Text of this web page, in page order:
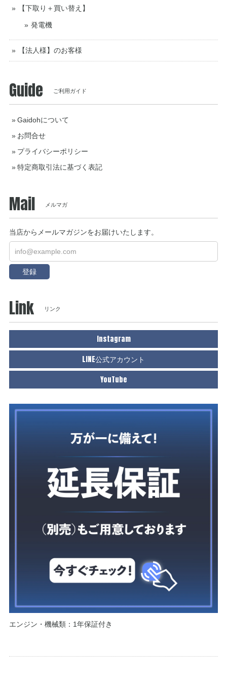
【下取り＋買い替え】
発電機
【法人様】のお客様
Guide ご利用ガイド
Gaidohについて
お問合せ
プライバシーポリシー
特定商取引法に基づく表記
Mail メルマガ
当店からメールマガジンをお届けいたします。
登録
Link リンク
Instagram
LINE公式アカウント
YouTube
エンジン・機械類：1年保証付き